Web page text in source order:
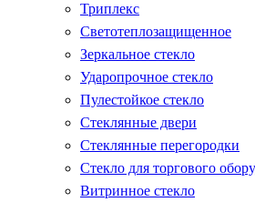
Триплекс
Светотеплозащищенное
Зеркальное стекло
Ударопрочное стекло
Пулестойкое стекло
Стеклянные двери
Стеклянные перегородки
Стекло для торгового
Витринное стекло